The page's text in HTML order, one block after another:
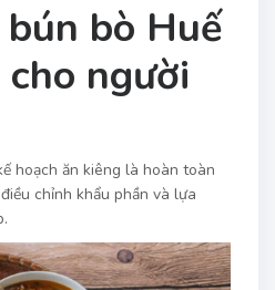
bò Huế
người
hoạch ăn kiêng là hoàn toàn
chỉnh khẩu phần và lựa